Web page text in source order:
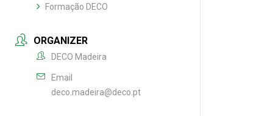
Formação DECO
ORGANIZER
DECO Madeira
Email
deco.madeira@deco.pt